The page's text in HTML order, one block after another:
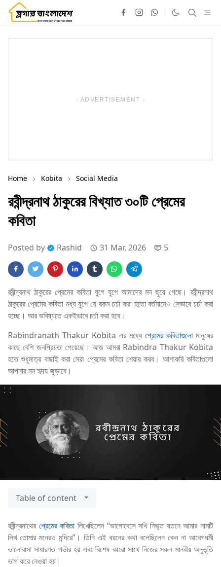
- ADVERTISEMENT -
Home Kobita Social Media
রবীন্দ্রনাথ ঠাকুরের বিখ্যাত ৩০টি প্রেমের
কবিতা
Posted by Rashid 31 Mar, 2026 5
রবীন্দ্রনাথ ঠাকুরের প্রেমের কবিতা যুগে যুগে আমাদের মন ছুয়ে গেছে। রবীন্দ্রনাথ
ঠাকুরের প্রেমের কবিতা মধ্য যুগে যে রকম চর্চা করা হতো বর্তমানেও সেভাবে চর্চা করা
হচ্ছে। আর ভবিষ্যতে একইভাবে চর্চা করা হবে।
Rabindranath Thakur Kobita এর মধ্যে প্রেমের কবিতাগুলো মানুষের
কাছে বেশি জনপ্রিয়তা পেয়েছে। আজ আমরা Rabindra Thakur Kobita
হতে শুধুমাত্র বাছাই করা সেরা প্রেমের কবিতা শেয়ার করব। আশাকরি কবিতাগুলো
আপনার মন হৃদয় জুড়াবে।
Table of content
রবীন্দ্রনাথের প্রেমের কবিতা লিখেছিলেন “ভালোবেসে সখি নিভৃত যতনে আমার নামটি
লিখ তোমার মনেরও মন্দিরে”। তিনি এই ধরনের কথা বলেছিলেন কেন না আবেগধর্মী
ভালোবাসা সাধারণত গভীর হয় এবং বিশেষ কারো সাথে নিজের সকল মানবীয় অনুভূতি
ভাগ করে নেওয়া হয়।